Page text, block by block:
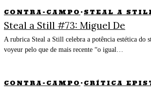
CONTRA-CAMPO · STEAL A
Steal a Still #73: Miguel De
A rubrica Steal a Still celebra a potência estética do
voyeur pelo que de mais recente “o igual…
CONTRA-CAMPO · CRÍTICA